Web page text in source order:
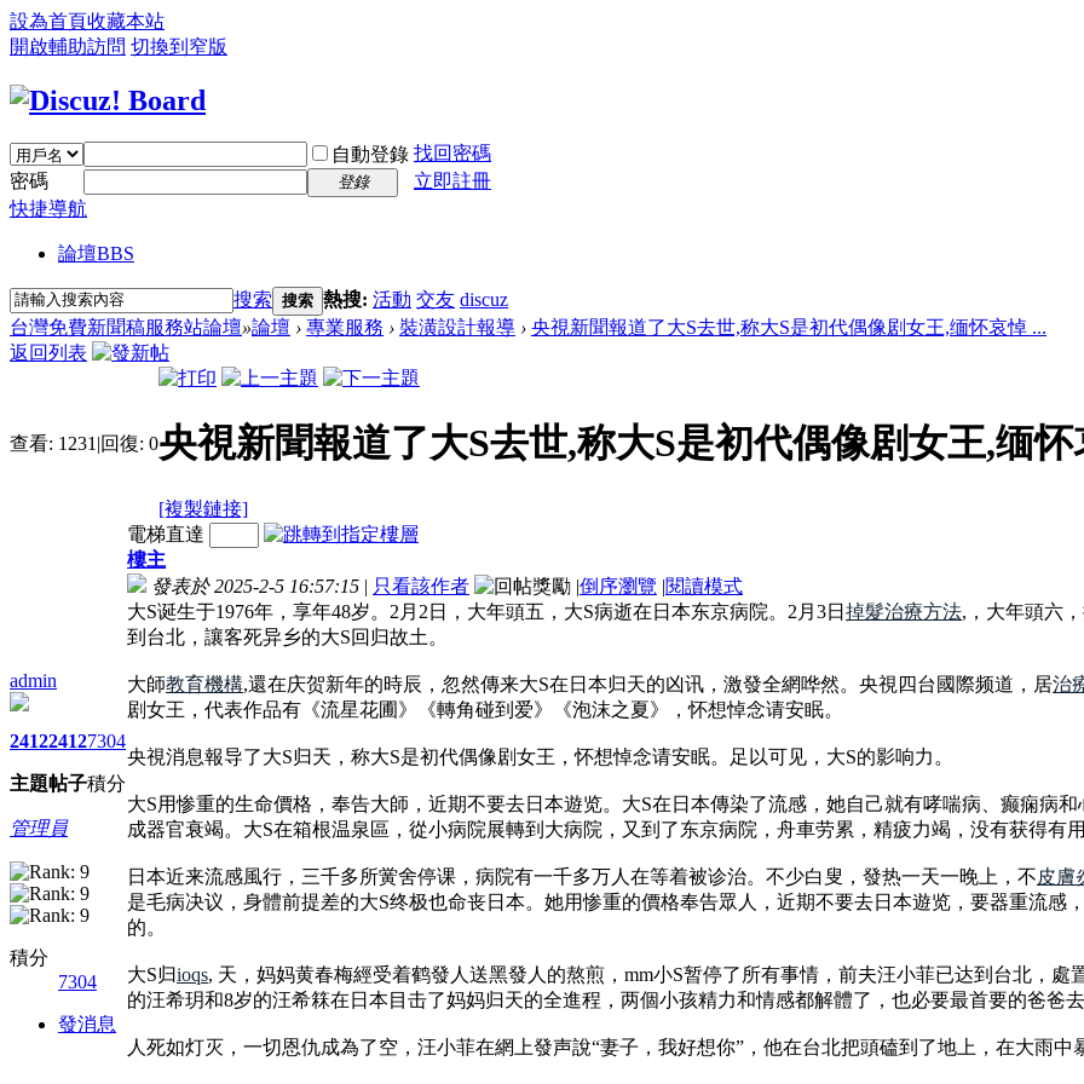
設為首頁收藏本站
開啟輔助訪問 切換到窄版
自動登錄 找回密碼
密碼
登錄
立即註冊
快捷導航
論壇BBS
搜索 搜索 熱搜: 活動 交友 discuz
台灣免費新聞稿服務站論壇»論壇 › 專業服務 › 裝潢設計報導 › 央視新聞報道了大S去世,称大S是初代偶像剧女王,缅怀哀悼 ...
返回列表
查看: 1231 |回復: 0央視新聞報道了大S去世,称大S是初代偶像剧女王,缅
[複製鏈接]
admin
2412
主題
2412
帖子
7304
積分
管理員
積分
7304
發消息
電梯直達
樓主
發表於 2025-2-5 16:57:15 | 只看該作者 |倒序瀏覽 |閱讀模式
大S诞生于1976年，享年48岁。2月2日，大年頭五，大S病逝在日本东京病院。2月3日 掉髮治療方法,，大年頭六
到台北，讓客死异乡的大S回归故土。
大師教育機構,還在庆贺新年的時辰，忽然傳来大S在日本归天的凶讯，激發全網哗然。央視四台國際频道，居治
剧女王，代表作品有《流星花圃》《轉角碰到爱》《泡沫之夏》，怀想悼念请安眠。
央視消息報导了大S归天，称大S是初代偶像剧女王，怀想悼念请安眠。足以可见，大S的影响力。
大S用惨重的生命價格，奉告大師，近期不要去日本遊览。大S在日本傳染了流感，她自己就有哮喘病、癫痫病
成器官衰竭。大S在箱根温泉區，從小病院展轉到大病院，又到了东京病院，舟車劳累，精疲力竭，没有获得有
日本近来流感風行，三千多所黉舍停课，病院有一千多万人在等着被诊治。不少白叟，發热一天一晚上，不皮膚
是毛病决议，身體前提差的大S终极也命丧日本。她用惨重的價格奉告眾人，近期不要去日本遊览，要器重流
的。
大S归ioqs, 天，妈妈黄春梅經受着鹤發人送黑發人的熬煎，mm小S暂停了所有事情，前夫汪小菲已达到台北，處
的汪希玥和8岁的汪希箖在日本目击了妈妈归天的全進程，两個小孩精力和情感都解體了，也必要最首要的爸爸
人死如灯灭，一切恩仇成為了空，汪小菲在網上發声說“妻子，我好想你”，他在台北把頭磕到了地上，在大雨中